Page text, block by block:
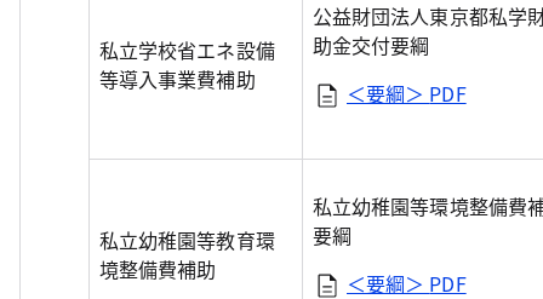
私立学校省エネ設備
等導入事業費補助
公益財団法人東京都私学
助金交付要綱
＜要綱＞ PDF
私立幼稚園等教育環
境整備費補助
私立幼稚園等環境整備費
要綱
＜要綱＞ PDF